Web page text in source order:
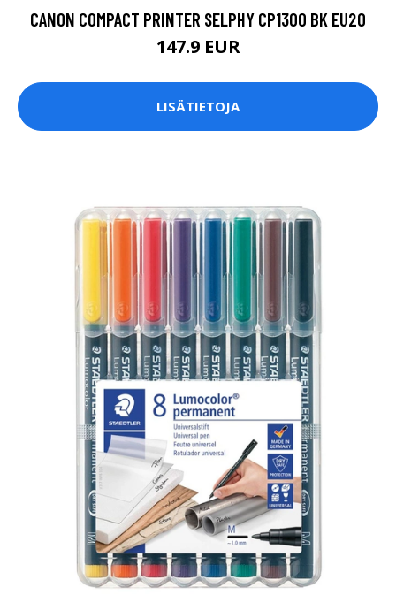
CANON COMPACT PRINTER SELPHY CP1300 BK EU20
147.9 EUR
LISÄTIETOJA